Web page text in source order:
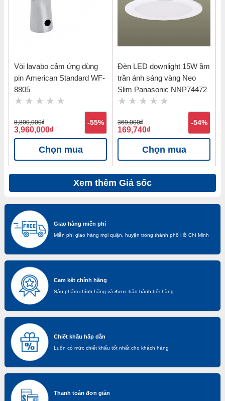
Vòi lavabo cảm ứng dùng
pin American Standard WF-
8805
8,800,000đ
3,960,000đ
-55%
Chọn mua
Đèn LED downlight 15W ầm
trần ánh sáng vàng Neo
Slim Panasonic NNP74472
369,000đ
169,740đ
-54%
Chọn mua
Xem thêm Giá sốc
Giao hàng miễn phí
Miễn phí giao hàng mọi quận, huyện trong thành phố Hồ Chí Minh
Cam kết chính hãng
Sản phẩm chính hãng và được bảo hành bởi hãng
Chiết khấu hấp dẫn
Luôn có mức chiết khấu tốt nhất cho khách hàng
Thanh toán đơn giản